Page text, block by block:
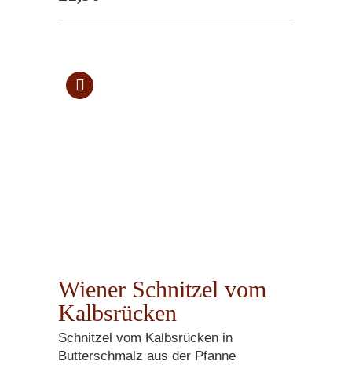
Wiener Schnitzel vom
Kalbsrücken
Schnitzel vom Kalbsrücken in
Butterschmalz aus der Pfanne